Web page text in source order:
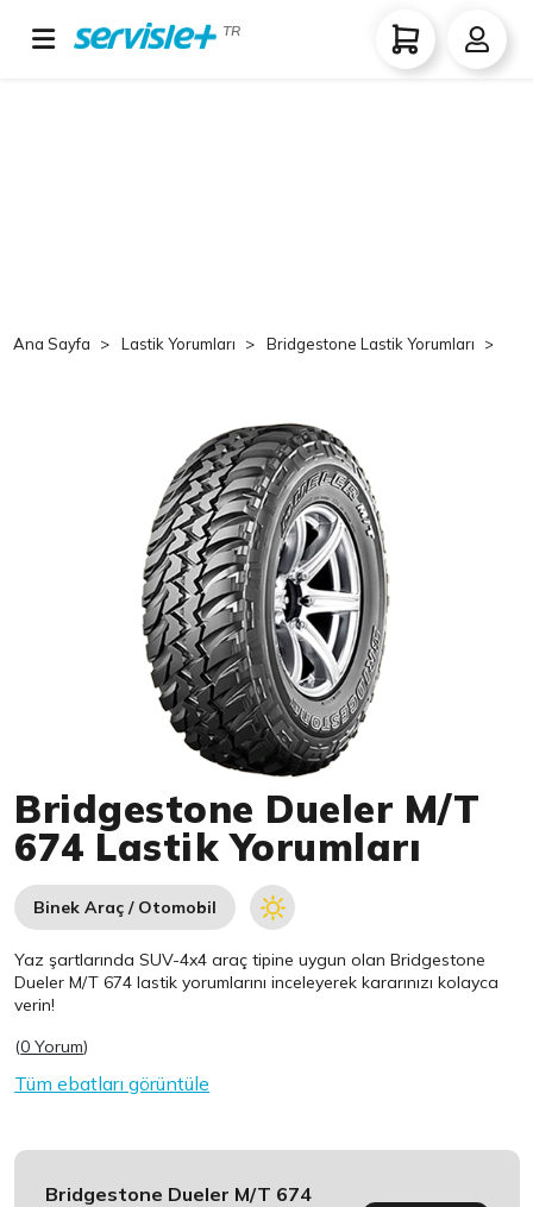
TR
Ana Sayfa Lastik Yorumları Bridgestone Lastik Yorumları
Bridgestone Dueler M/T
674 Lastik Yorumları
Binek Araç / Otomobil
Yaz şartlarında SUV-4x4 araç tipine uygun olanBridgestone
Dueler M/T 674 lastik yorumlarını inceleyerek kararınızı kolayca
verin!
(0 Yorum)
Tüm ebatları görüntüle
Bridgestone Dueler M/T 674